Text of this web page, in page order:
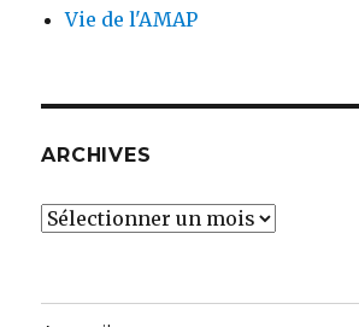
Vie de l'AMAP
ARCHIVES
Archives